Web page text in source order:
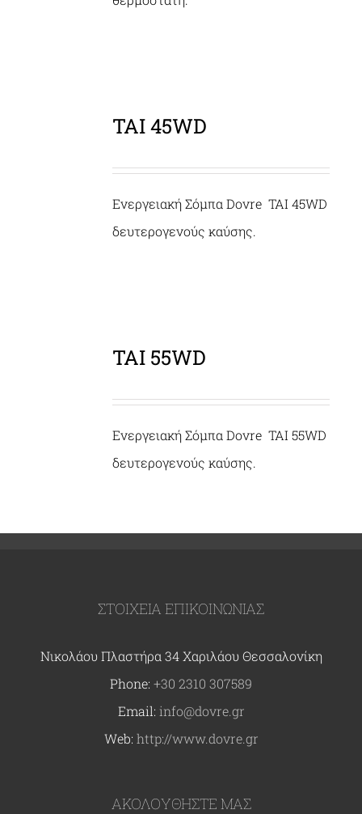
TAI 45WD
Ενεργειακή Σόμπα Dovre TAI 45WD
δευτερογενούς καύσης.
TAI 55WD
Ενεργειακή Σόμπα Dovre TAI 55WD
δευτερογενούς καύσης.
ΣΤΟΙΧΕΙΑ ΕΠΙΚΟΙΝΩΝΙΑΣ
Νικολάου Πλαστήρα 34 Χαριλάου Θεσσαλονίκη
Phone: +30 2310 307589
Email: info@dovre.gr
Web: http://www.dovre.gr
ΑΚΟΛΟΥΘΉΣΤΕ ΜΑΣ